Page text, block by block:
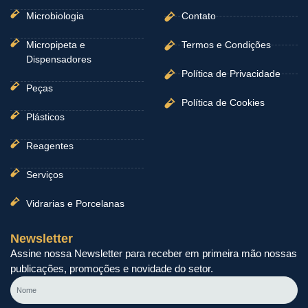
Microbiologia
Micropipeta e
Dispensadores
Peças
Plásticos
Reagentes
Serviços
Vidrarias e Porcelanas
Contato
Termos e Condições
Política de Privacidade
Política de Cookies
Newsletter
Assine nossa Newsletter para receber em primeira mão nossas
publicações, promoções e novidade do setor.
Nome